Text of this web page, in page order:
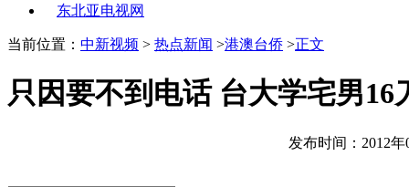
东北亚电视网
当前位置： 中新视频 > 热点新闻 >港澳台侨 >正文
只因要不到电话 台大学宅男
发布时间：2012年